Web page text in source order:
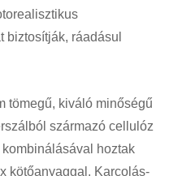
biztosítják, ráadásul
tömegű, kiváló minőségű
származó cellulóz
hoztak
kötőanyaggal. Karcolás-